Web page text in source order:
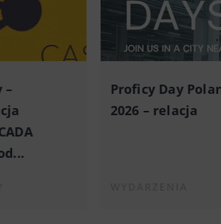
–
Proficy Day
2026 – relacja